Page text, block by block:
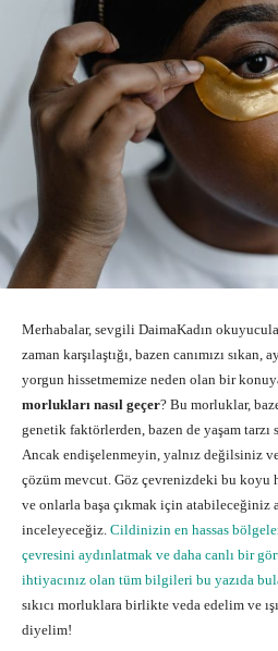
Merhabalar, sevgili DaimaKadın
zaman karşılaştığı, bazen canımızı sıkan,
yorgun hissetmemize neden olan bir
morlukları nasıl geçer? Bu morluklar,
genetik faktörlerden, bazen de yaşam
Ancak endişelenmeyin, yalnız değilsiniz
çözüm mevcut. Göz çevrenizdeki bu koyu
ve onlarla başa çıkmak için atabileceğiniz
inceleyeceğiz. Cildinizin en hassas
çevresini aydınlatmak ve daha canlı bir
ihtiyacınız olan tüm bilgileri bu yazıda
sıkıcı morluklara birlikte veda edelim ve
diyelim!